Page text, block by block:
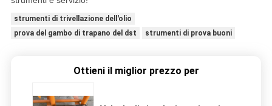
strumenti di trivellazione dell'olio
prova del gambo di trapano del dst
strumenti di prova buoni
Ottieni il miglior prezzo per